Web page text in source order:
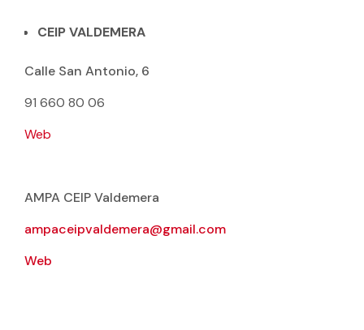
CEIP VALDEMERA
Calle San Antonio, 6
91 660 80 06
Web
AMPA CEIP Valdemera
ampaceipvaldemera@gmail.com
Web